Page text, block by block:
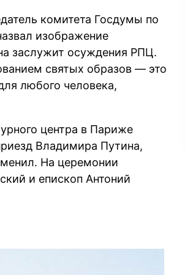
комитета Госдумы по
изображение
заслужит осуждения РПЦ.
святых образов — это
любого человека,
центра в Париже
Владимира Путина,
На церемонии
и епископ Антоний